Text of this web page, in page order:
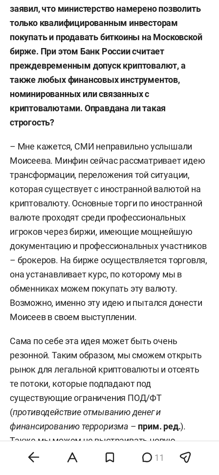
заявил, что министерство намерено позволить
только квалифицированным инвесторам
покупать и продавать биткоины на Московской
бирже. При этом Банк России считает
преждевременным допуск криптовалют, а
также любых финансовых инструментов,
номинированных или связанных с
криптовалютами. Оправдана ли такая
строгость?
– Мне кажется, СМИ неправильно услышали
Моисеева. Минфин сейчас рассматривает идею
трансформации, переложения той ситуации,
которая существует с иностранной валютой на
криптовалюту. Основные торги по иностранной
валюте проходят среди профессиональных
игроков через биржи, имеющие мощнейшую
документацию и профессиональных участников
– брокеров. На бирже осуществляется торговля,
она устанавливает курс, по которому мы в
обменниках можем покупать эту валюту.
Возможно, именно эту идею и пытался донести
Моисеев в своем выступлении.
Сама по себе эта идея может быть очень
резонной. Таким образом, мы сможем открыть
рынок для легальной криптовалюты и отсеять
те потоки, которые подпадают под
существующие ограничения ПОД/ФТ
(противодействие отмыванию денег и
финансированию терроризма – прим. ред.).
Также мы можем не выстраивать новую
инфраструктуру, а попробовать в качестве
11